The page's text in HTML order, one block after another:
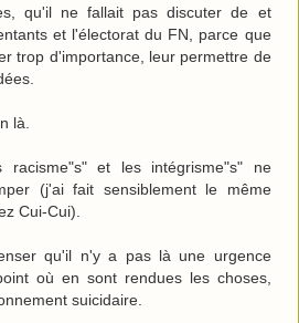
qu'il ne fallait pas discuter de et
et l'électorat du FN, parce que
trop d'importance, leur permettre de
là.
racisme"s" et les intégrisme"s" ne
(j'ai fait sensiblement le même
Cui-Cui).
qu'il n'y a pas là une urgence
où en sont rendues les choses,
suicidaire.